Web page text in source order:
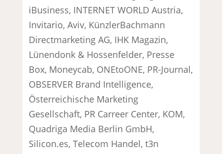
iBusiness, INTERNET WORLD Austria,
Invitario, Aviv, KünzlerBachmann
Directmarketing AG, IHK Magazin,
Lünendonk & Hossenfelder, Presse
Box, Moneycab, ONEtoONE, PR-Journal,
OBSERVER Brand Intelligence,
Österreichische Marketing
Gesellschaft, PR Carreer Center, KOM,
Quadriga Media Berlin GmbH,
Silicon.es, Telecom Handel, t3n